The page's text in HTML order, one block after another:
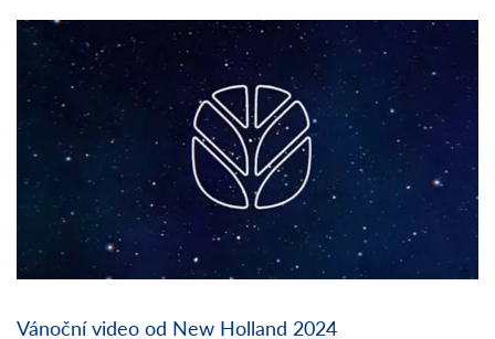
Vánoční video od New Holland 2024